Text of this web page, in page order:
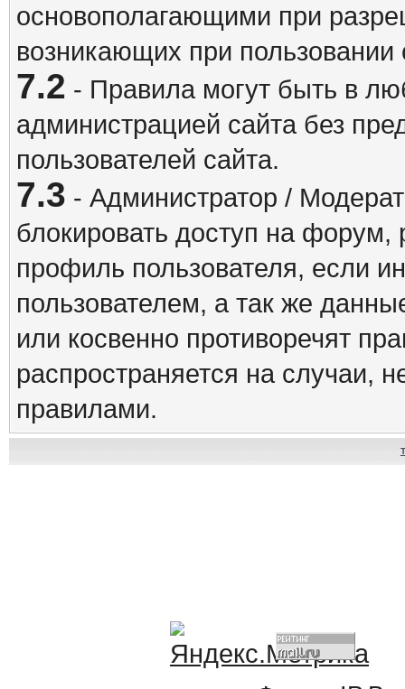
основополагающими при
возникающих при пользовании
7.2 - Правила могут быть в
администрацией сайта без
пользователей сайта.
7.3 - Администратор /
блокировать доступ на форум,
профиль пользователя, если
пользователем, а так же
или косвенно противоречят
распространяется на случаи,
правилами.